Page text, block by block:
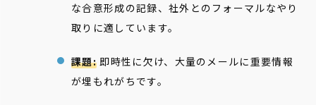
な合意形成の記録、社外とのフォーマルなやり
取りに適しています。
課題:即時性に欠け、大量のメールに重要情報
が埋もれがちです。